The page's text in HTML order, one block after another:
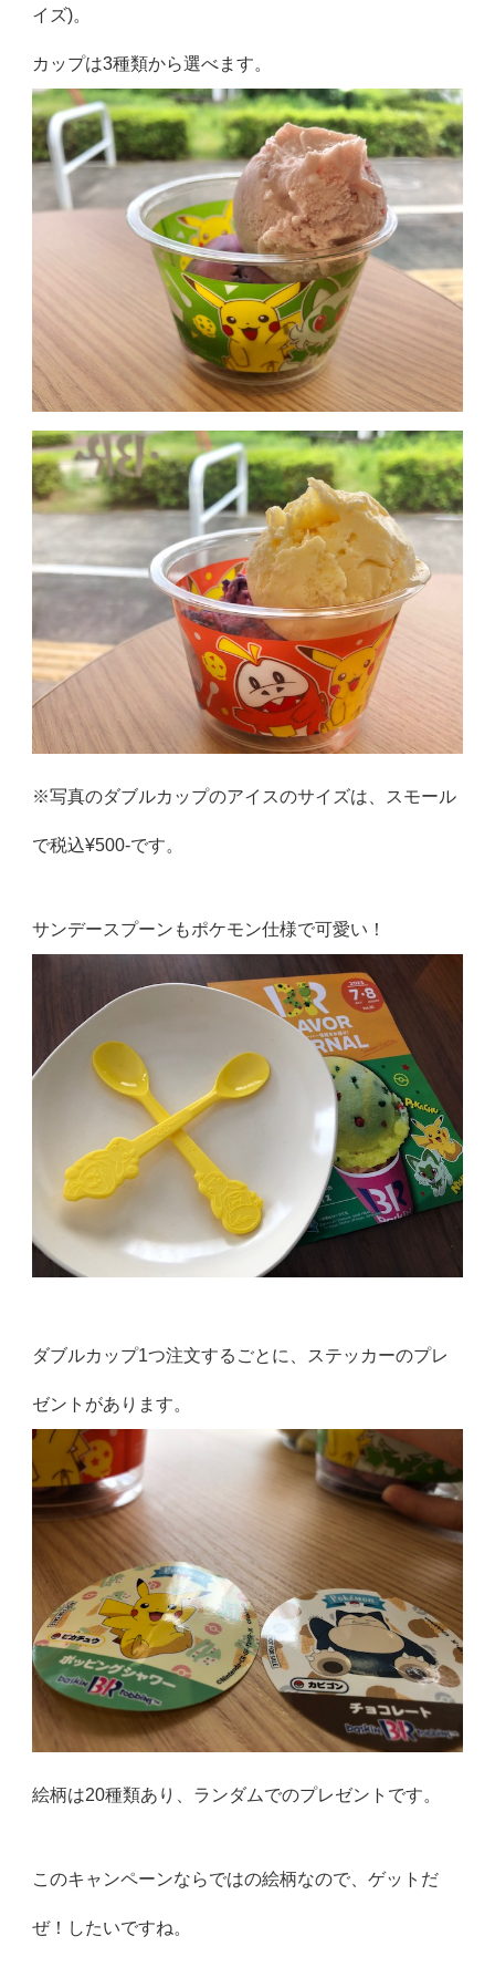
イズ)。
カップは3種類から選べます。
※写真のダブルカップのアイスのサイズは、スモール
で税込¥500-です。
サンデースプーンもポケモン仕様で可愛い！
ダブルカップ1つ注文するごとに、ステッカーのプレ
ゼントがあります。
絵柄は20種類あり、ランダムでのプレゼントです。
このキャンペーンならではの絵柄なので、ゲットだ
ぜ！したいですね。